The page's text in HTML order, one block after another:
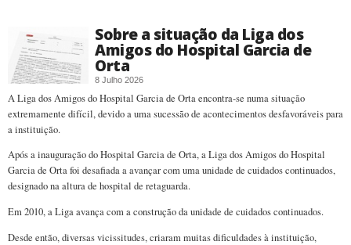
Sobre a situação da Liga dos
Amigos do Hospital Garcia de
Orta
8 Julho 2026
A Liga dos Amigos do Hospital Garcia de Orta encontra-se numa situação
extremamente difícil, devido a uma sucessão de acontecimentos desfavoráveis para
a instituição.
Após a inauguração do Hospital Garcia de Orta, a Liga dos Amigos do Hospital
Garcia de Orta foi desafiada a avançar com uma unidade de cuidados continuados,
designado na altura de hospital de retaguarda.
Em 2010, a Liga avança com a construção da unidade de cuidados continuados.
Desde então, diversas vicissitudes, criaram muitas dificuldades à instituição,